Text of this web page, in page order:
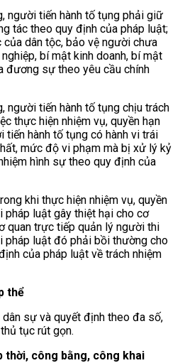
người tiến hành tố tụng phải giữ
tác theo quy định của pháp luật;
dân tộc, bảo vệ người chưa
bí mật kinh doanh, bí mật
đương sự theo yêu cầu chính
người tiến hành tố tụng chịu trách
thực hiện nhiệm vụ, quyền hạn
tiến hành tố tụng có hành vi trái
mức độ vi phạm mà bị xử lý kỷ
hình sự theo quy định của
khi thực hiện nhiệm vụ, quyền
pháp luật gây thiệt hại cho cơ
quan trực tiếp quản lý người thi
pháp luật đó phải bồi thường cho
của pháp luật về trách nhiệm
thể
sự và quyết định theo đa số,
tục rút gọn.
thời, công bằng, công khai